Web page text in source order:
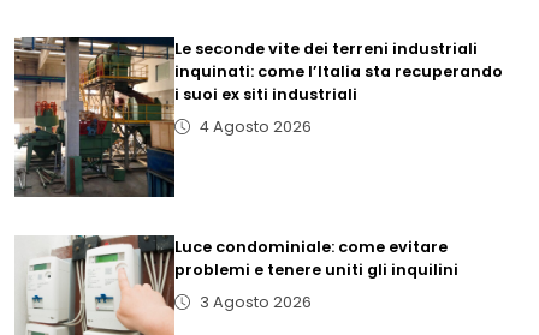
Le seconde vite dei terreni industriali
inquinati: come l’Italia sta recuperando
i suoi ex siti industriali
4 Agosto 2026
Luce condominiale: come evitare
problemi e tenere uniti gli inquilini
3 Agosto 2026